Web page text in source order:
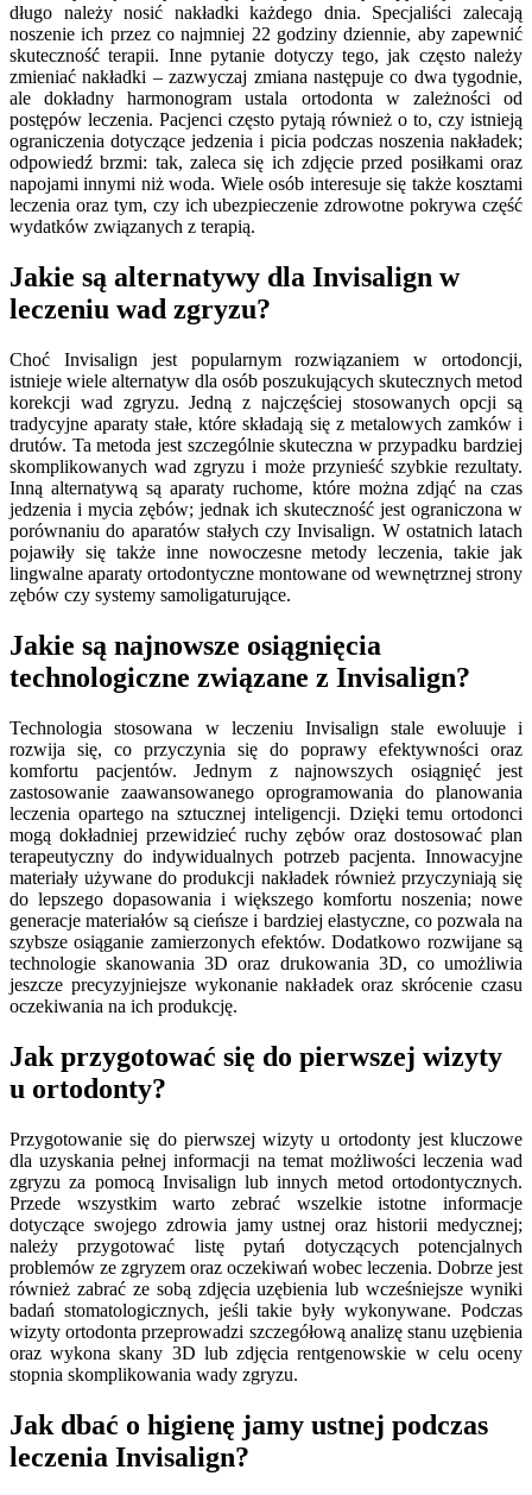
długo należy nosić nakładki każdego dnia. Specjaliści zalecają
noszenie ich przez co najmniej 22 godziny dziennie, aby zapewnić
skuteczność terapii. Inne pytanie dotyczy tego, jak często należy
zmieniać nakładki – zazwyczaj zmiana następuje co dwa tygodnie,
ale dokładny harmonogram ustala ortodonta w zależności od
postępów leczenia. Pacjenci często pytają również o to, czy istnieją
ograniczenia dotyczące jedzenia i picia podczas noszenia nakładek;
odpowiedź brzmi: tak, zaleca się ich zdjęcie przed posiłkami oraz
napojami innymi niż woda. Wiele osób interesuje się także kosztami
leczenia oraz tym, czy ich ubezpieczenie zdrowotne pokrywa część
wydatków związanych z terapią.
Jakie są alternatywy dla Invisalign w
leczeniu wad zgryzu?
Choć Invisalign jest popularnym rozwiązaniem w ortodoncji,
istnieje wiele alternatyw dla osób poszukujących skutecznych metod
korekcji wad zgryzu. Jedną z najczęściej stosowanych opcji są
tradycyjne aparaty stałe, które składają się z metalowych zamków i
drutów. Ta metoda jest szczególnie skuteczna w przypadku bardziej
skomplikowanych wad zgryzu i może przynieść szybkie rezultaty.
Inną alternatywą są aparaty ruchome, które można zdjąć na czas
jedzenia i mycia zębów; jednak ich skuteczność jest ograniczona w
porównaniu do aparatów stałych czy Invisalign. W ostatnich latach
pojawiły się także inne nowoczesne metody leczenia, takie jak
lingwalne aparaty ortodontyczne montowane od wewnętrznej strony
zębów czy systemy samoligaturujące.
Jakie są najnowsze osiągnięcia
technologiczne związane z Invisalign?
Technologia stosowana w leczeniu Invisalign stale ewoluuje i
rozwija się, co przyczynia się do poprawy efektywności oraz
komfortu pacjentów. Jednym z najnowszych osiągnięć jest
zastosowanie zaawansowanego oprogramowania do planowania
leczenia opartego na sztucznej inteligencji. Dzięki temu ortodonci
mogą dokładniej przewidzieć ruchy zębów oraz dostosować plan
terapeutyczny do indywidualnych potrzeb pacjenta. Innowacyjne
materiały używane do produkcji nakładek również przyczyniają się
do lepszego dopasowania i większego komfortu noszenia; nowe
generacje materiałów są cieńsze i bardziej elastyczne, co pozwala na
szybsze osiąganie zamierzonych efektów. Dodatkowo rozwijane są
technologie skanowania 3D oraz drukowania 3D, co umożliwia
jeszcze precyzyjniejsze wykonanie nakładek oraz skrócenie czasu
oczekiwania na ich produkcję.
Jak przygotować się do pierwszej wizyty
u ortodonty?
Przygotowanie się do pierwszej wizyty u ortodonty jest kluczowe
dla uzyskania pełnej informacji na temat możliwości leczenia wad
zgryzu za pomocą Invisalign lub innych metod ortodontycznych.
Przede wszystkim warto zebrać wszelkie istotne informacje
dotyczące swojego zdrowia jamy ustnej oraz historii medycznej;
należy przygotować listę pytań dotyczących potencjalnych
problemów ze zgryzem oraz oczekiwań wobec leczenia. Dobrze jest
również zabrać ze sobą zdjęcia uzębienia lub wcześniejsze wyniki
badań stomatologicznych, jeśli takie były wykonywane. Podczas
wizyty ortodonta przeprowadzi szczegółową analizę stanu uzębienia
oraz wykona skany 3D lub zdjęcia rentgenowskie w celu oceny
stopnia skomplikowania wady zgryzu.
Jak dbać o higienę jamy ustnej podczas
leczenia Invisalign?